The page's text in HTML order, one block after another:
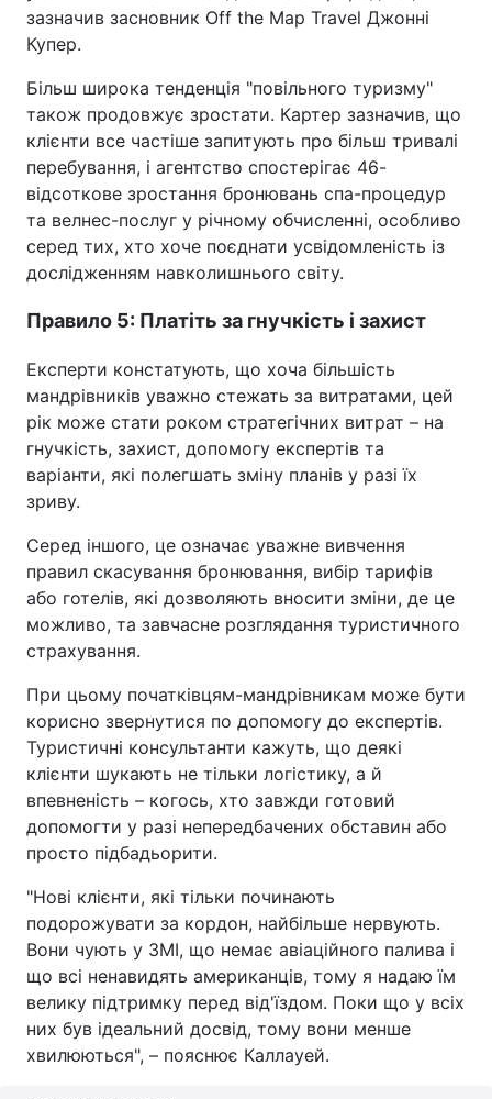
зазначив засновник Off the Map Travel Джонні
Купер.
Більш широка тенденція "повільного туризму"
також продовжує зростати. Картер зазначив, що
клієнти все частіше запитують про більш тривалі
перебування, і агентство спостерігає 46-
відсоткове зростання бронювань спа-процедур
та велнес-послуг у річному обчисленні, особливо
серед тих, хто хоче поєднати усвідомленість із
дослідженням навколишнього світу.
Правило 5: Платіть за гнучкість і захист
Експерти констатують, що хоча більшість
мандрівників уважно стежать за витратами, цей
рік може стати роком стратегічних витрат – на
гнучкість, захист, допомогу експертів та
варіанти, які полегшать зміну планів у разі їх
зриву.
Серед іншого, це означає уважне вивчення
правил скасування бронювання, вибір тарифів
або готелів, які дозволяють вносити зміни, де це
можливо, та завчасне розглядання туристичного
страхування.
При цьому початківцям-мандрівникам може бути
корисно звернутися по допомогу до експертів.
Туристичні консультанти кажуть, що деякі
клієнти шукають не тільки логістику, а й
впевненість – когось, хто завжди готовий
допомогти у разі непередбачених обставин або
просто підбадьорити.
"Нові клієнти, які тільки починають
подорожувати за кордон, найбільше нервують.
Вони чують у ЗМІ, що немає авіаційного палива і
що всі ненавидять американців, тому я надаю їм
велику підтримку перед від'їздом. Поки що у всіх
них був ідеальний досвід, тому вони менше
хвилюються", – пояснює Каллауей.